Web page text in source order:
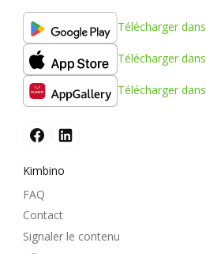
Télécharger dans
Télécharger dans
Télécharger dans
Kimbino
FAQ
Contact
Signaler le contenu